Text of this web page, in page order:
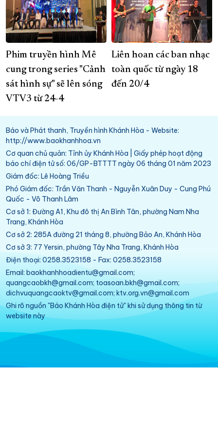
Phim truyền hình Mê
cung trong series "Cảnh
sát hình sự" sẽ lên sóng
VTV3 từ 24-4
Liên hoan các ban nhạc
toàn quốc từ ngày 18
đến 20/4
Báo và Phát thanh, Truyền hình Khánh Hòa - Website:
http://www.baokhanhhoa.vn
Cơ quan chủ quản: Tỉnh ủy Khánh Hòa | Giấy phép hoạt động
báo chí điện tử số: 06/GP-BTTTT ngày 06 tháng 01 năm 2023
Giám đốc: Lê Hoàng Triều
Phó Giám đốc: Trần Văn Thanh - Nguyễn Xuân Duy - Cung Phú
Quốc - Võ Thanh Lâm
Cơ sở 1: Đường A1, Khu đô thị An Bình Tân, phường Nam Nha
Trang, Khánh Hòa
Cơ sở 2: 285A đường 21 tháng 8, phường Bảo An, Khánh Hòa
Cơ sở 3: 77 Yersin, phường Tây Nha Trang, Khánh Hòa
Điện thoại: 0258.3523158 - Fax: 0258.3523158
Email: baokhanhhoadientu@gmail.com;
quangcaobkh@gmail.com; toasoan.bkh@gmail.com;
dichvuquangcaoktv@gmail.com; ktv.org.vn@gmail.com
Ghi rõ nguồn "Báo Khánh Hòa điện tử" khi sử dụng thông tin từ
website này